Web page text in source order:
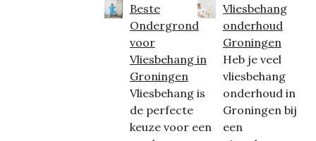
Beste
Ondergrond
voor
Vliesbehang in
Groningen
Vliesbehang is
de perfecte
keuze voor een
Vliesbehang
onderhoud
Groningen
Heb je veel
vliesbehang
onderhoud in
Groningen bij
een